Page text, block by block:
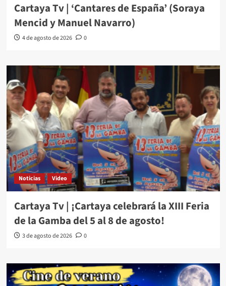
Cartaya Tv | ‘Cantares de España’ (Soraya
Mencid y Manuel Navarro)
4 de agosto de 2026 0
Noticias Video
Cartaya Tv | ¡Cartaya celebrará la XIII Feria
de la Gamba del 5 al 8 de agosto!
3 de agosto de 2026 0